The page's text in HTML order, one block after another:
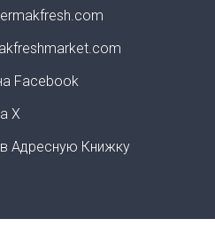
Facebook
X
Адресную Книжку